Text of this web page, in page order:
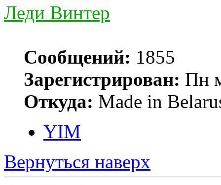
Леди Винтер
Сообщений: 1855
Зарегистрирован: Пн
Откуда: Made in
YIM
Вернуться наверх